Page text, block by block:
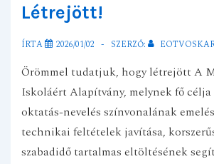
Létrejött!
ÍRTA 2026/01/02 SZERZŐ:
Örömmel tudatjuk, hogy létrejött A
Iskoláért Alapítvány, melynek fő
oktatás-nevelés színvonalának
technikai feltételek javítása,
szabadidő tartalmas eltöltésének